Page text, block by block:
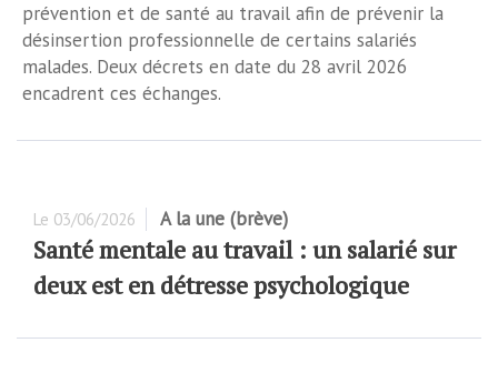
prévention et de santé au travail afin de prévenir la
désinsertion professionnelle de certains salariés
malades. Deux décrets en date du 28 avril 2026
encadrent ces échanges.
Le 03/06/2026 A la une (brève)
Santé mentale au travail : un salarié sur
deux est en détresse psychologique